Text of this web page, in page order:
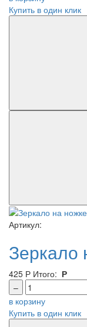
Купить в один клик
Артикул:
Зеркало
425 Р Итого: Р
–
в корзину
Купить в один клик